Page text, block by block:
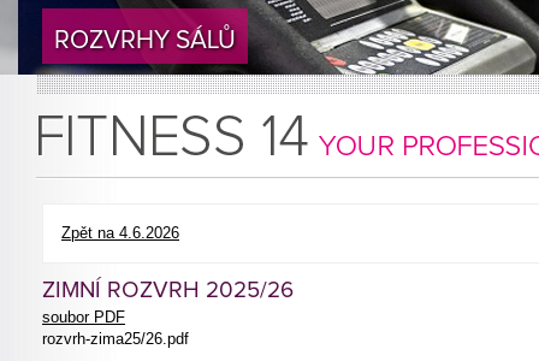
ROZVRHY SÁLŮ
Zpět na 4.6.2026
ZIMNÍ ROZVRH 2025/26
soubor PDF
rozvrh-zima25/26.pdf